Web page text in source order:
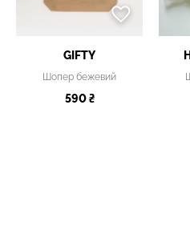
GIFTY
Шопер бежевий
590 ₴